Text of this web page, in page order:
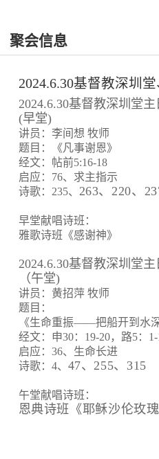
聚会信息
2024.6.30基督教深圳堂
(早堂)
讲员：李间想 牧师
题目：《凡事谢恩》
经文：帖前5:16-18
启应：76、求主指示
诗歌：235、 263、220、
早堂献唱诗班：
雅歌诗班《感谢神》
2024.6.30基督教深圳堂
（午堂)
讲员：黄招萍 牧师
题目：
《生命重振——把船开到水深
经文：申30：19-20，路5：1-
启应：36、生命长进
诗歌：4、 47、255、315
午堂献唱诗班：
恩典诗班《耶稣沙伦玫瑰